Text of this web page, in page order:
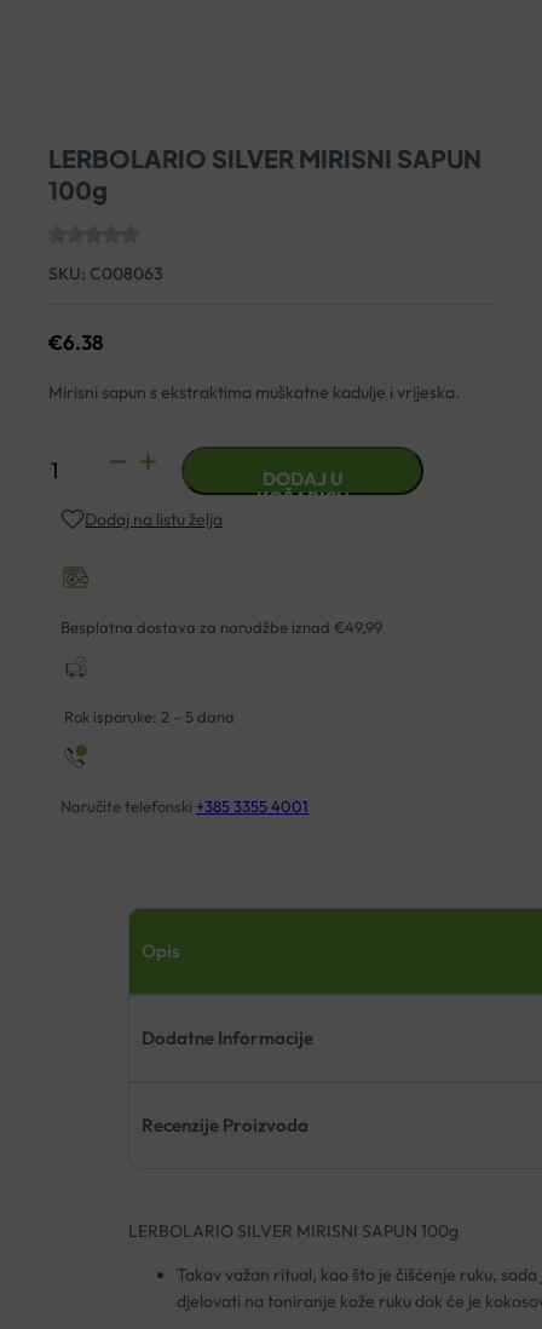
LERBOLARIO SILVER MIRISNI SAPUN
100g
SKU: C008063
€6.38
Mirisni sapun s ekstraktima muškatne kadulje i vrijeska.
LERBOLARIO
MIRISNI
100g
količina
DODAJ U
KOŠARICU
Dodaj na listu želja
Besplatna dostava za narudžbe iznad €49,99
Rok isporuke: 2 – 5 dana
Naručite telefonski +385 3355 4001
Opis
Dodatne Informacije
Recenzije Proizvoda
LERBOLARIO SILVER MIRISNI SAPUN 100g
Takav važan ritual, kao što je čišćenje ruku,
djelovati na toniranje kože ruku dok će je